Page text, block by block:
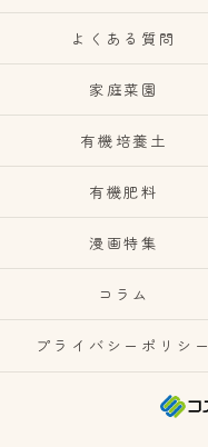
よくある質問
家庭菜園
有機培養土
有機肥料
漫画特集
コラム
プライバシーポリシー